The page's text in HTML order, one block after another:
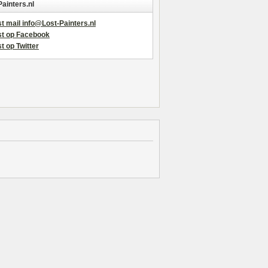
mail info@Lost-Painters.nl
op Facebook
op Twitter